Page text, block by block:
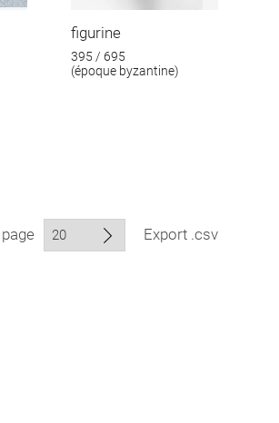
figurine
395 / 695
(époque byzantine)
Export .csv